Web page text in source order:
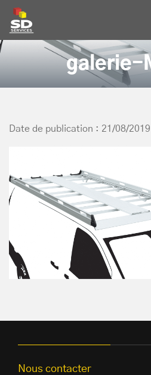
SD Services
galerie-
Date de publication : 21/08/2019
Nous contacter